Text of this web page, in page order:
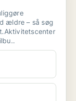
ældre – så søg